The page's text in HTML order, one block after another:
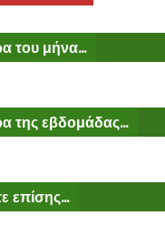
του μήνα...
της εβδομάδας...
επίσης...